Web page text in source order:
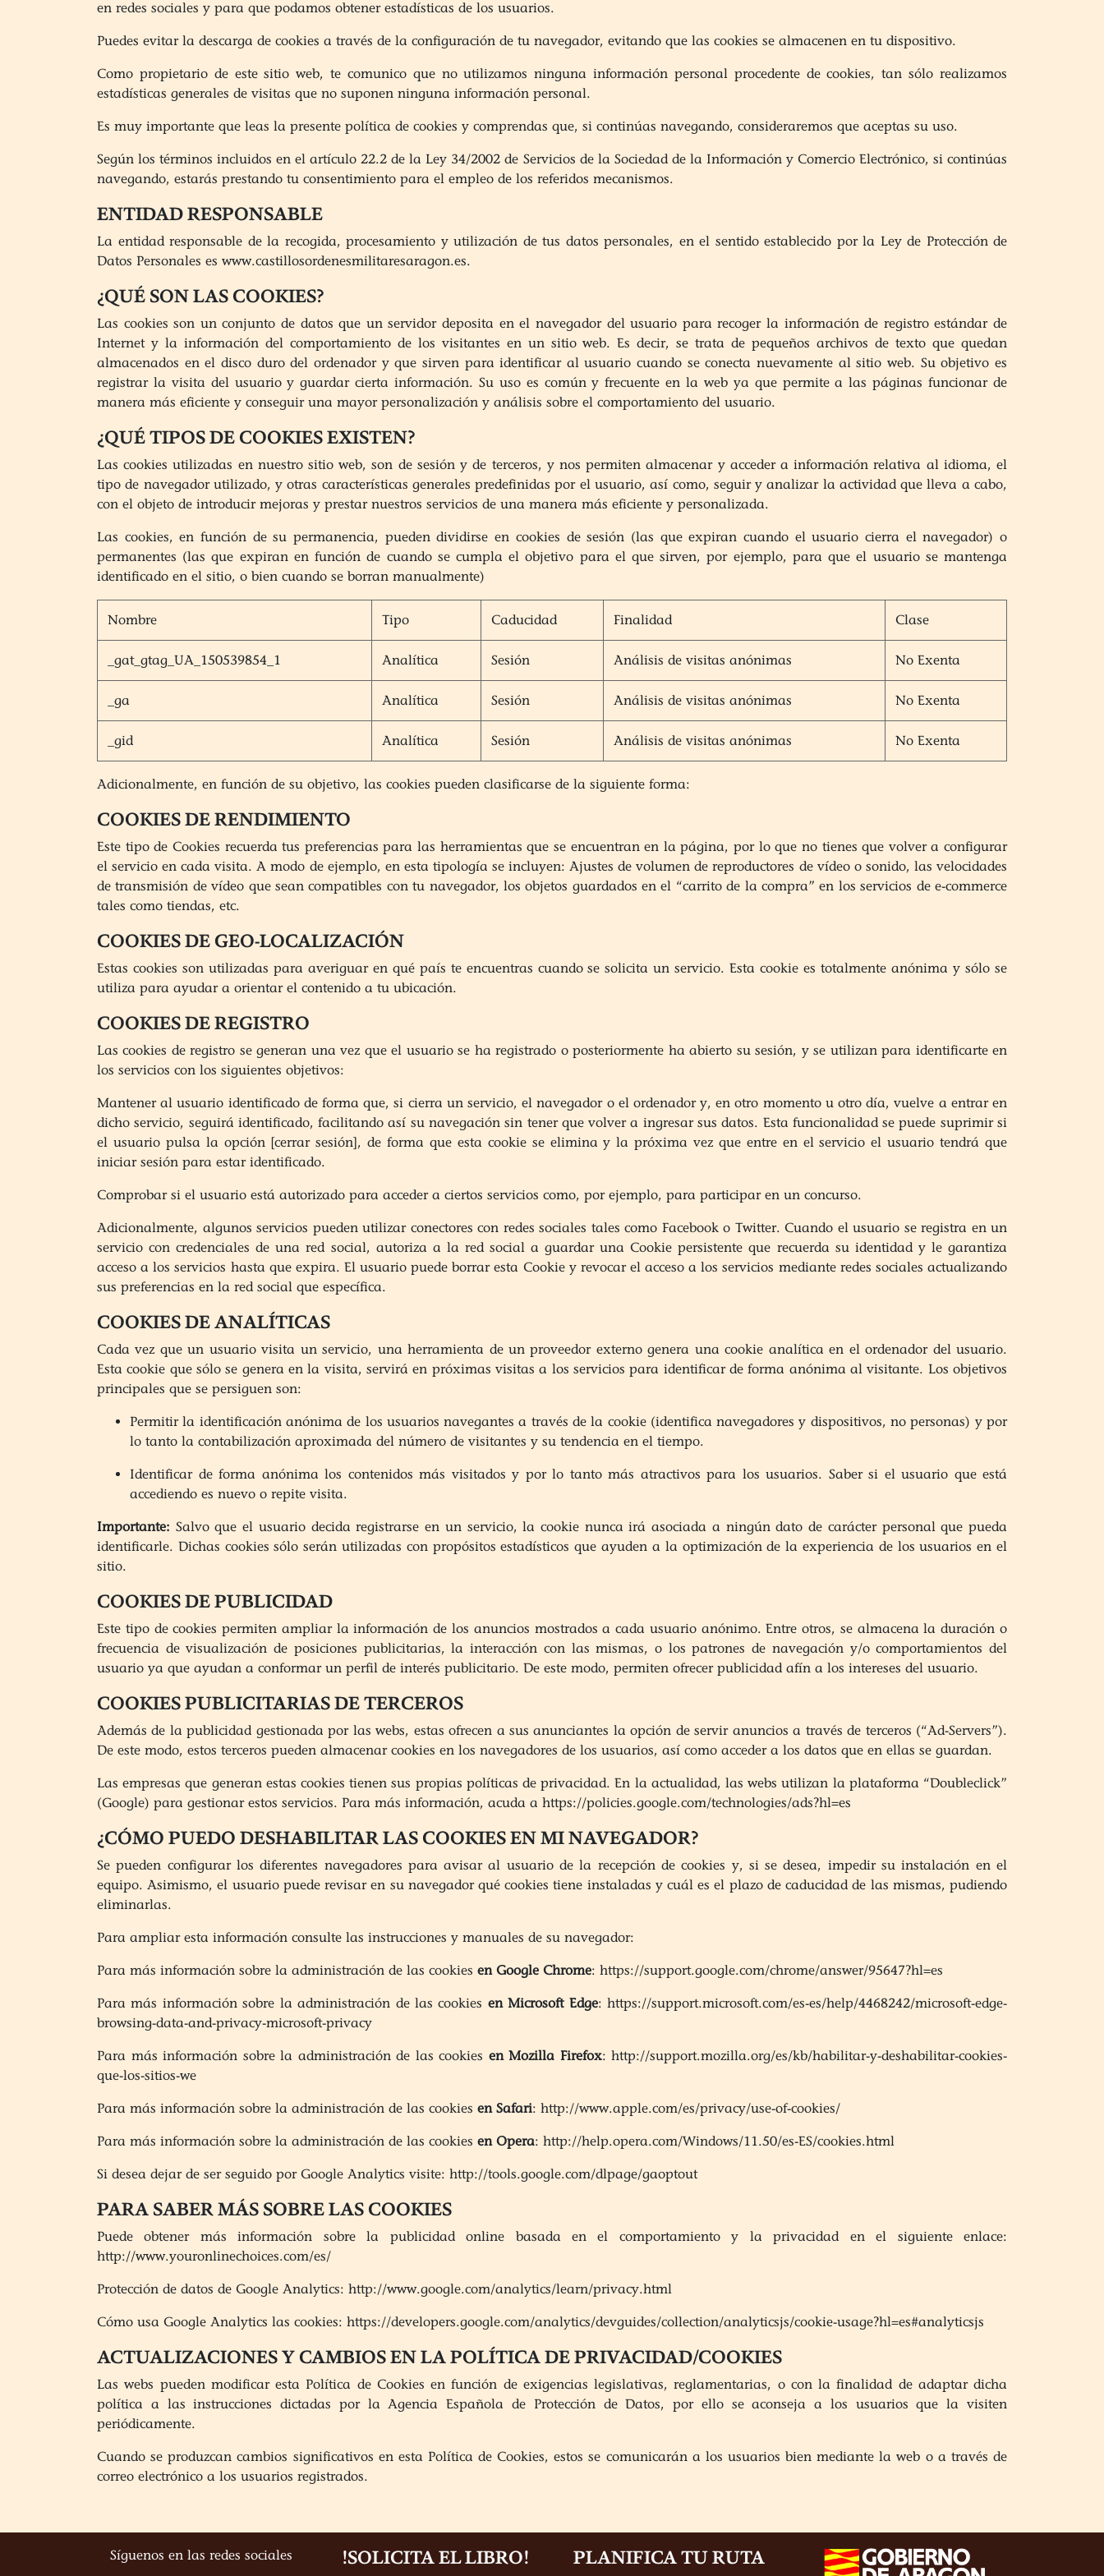
en redes sociales y para que podamos obtener estadísticas de los usuarios.
Puedes evitar la descarga de cookies a través de la configuración de tu navegador, evitando que las cookies se almacenen en tu dispositivo.
Como propietario de este sitio web, te comunico que no utilizamos ninguna información personal procedente de cookies, tan sólo realizamos
estadísticas generales de visitas que no suponen ninguna información personal.
Es muy importante que leas la presente política de cookies y comprendas que, si continúas navegando, consideraremos que aceptas su uso.
Según los términos incluidos en el artículo 22.2 de la Ley 34/2002 de Servicios de la Sociedad de la Información y Comercio Electrónico, si continúas
navegando, estarás prestando tu consentimiento para el empleo de los referidos mecanismos.
ENTIDAD RESPONSABLE
La entidad responsable de la recogida, procesamiento y utilización de tus datos personales, en el sentido establecido por la Ley de Protección de
Datos Personales es www.castillosordenesmilitaresaragon.es.
¿QUÉ SON LAS COOKIES?
Las cookies son un conjunto de datos que un servidor deposita en el navegador del usuario para recoger la información de registro estándar de
Internet y la información del comportamiento de los visitantes en un sitio web. Es decir, se trata de pequeños archivos de texto que quedan
almacenados en el disco duro del ordenador y que sirven para identificar al usuario cuando se conecta nuevamente al sitio web. Su objetivo es
registrar la visita del usuario y guardar cierta información. Su uso es común y frecuente en la web ya que permite a las páginas funcionar de
manera más eficiente y conseguir una mayor personalización y análisis sobre el comportamiento del usuario.
¿QUÉ TIPOS DE COOKIES EXISTEN?
Las cookies utilizadas en nuestro sitio web, son de sesión y de terceros, y nos permiten almacenar y acceder a información relativa al idioma, el
tipo de navegador utilizado, y otras características generales predefinidas por el usuario, así como, seguir y analizar la actividad que lleva a cabo,
con el objeto de introducir mejoras y prestar nuestros servicios de una manera más eficiente y personalizada.
Las cookies, en función de su permanencia, pueden dividirse en cookies de sesión (las que expiran cuando el usuario cierra el navegador) o
permanentes (las que expiran en función de cuando se cumpla el objetivo para el que sirven, por ejemplo, para que el usuario se mantenga
identificado en el sitio, o bien cuando se borran manualmente)
Nombre Tipo Caducidad Finalidad Clase
_gat_gtag_UA_150539854_1 Analítica Sesión Análisis de visitas anónimas No Exenta
_ga Analítica Sesión Análisis de visitas anónimas No Exenta
_gid Analítica Sesión Análisis de visitas anónimas No Exenta
Adicionalmente, en función de su objetivo, las cookies pueden clasificarse de la siguiente forma:
COOKIES DE RENDIMIENTO
Este tipo de Cookies recuerda tus preferencias para las herramientas que se encuentran en la página, por lo que no tienes que volver a configurar
el servicio en cada visita. A modo de ejemplo, en esta tipología se incluyen: Ajustes de volumen de reproductores de vídeo o sonido, las velocidades
de transmisión de vídeo que sean compatibles con tu navegador, los objetos guardados en el “carrito de la compra” en los servicios de e-commerce
tales como tiendas, etc.
COOKIES DE GEO-LOCALIZACIÓN
Estas cookies son utilizadas para averiguar en qué país te encuentras cuando se solicita un servicio. Esta cookie es totalmente anónima y sólo se
utiliza para ayudar a orientar el contenido a tu ubicación.
COOKIES DE REGISTRO
Las cookies de registro se generan una vez que el usuario se ha registrado o posteriormente ha abierto su sesión, y se utilizan para identificarte en
los servicios con los siguientes objetivos:
Mantener al usuario identificado de forma que, si cierra un servicio, el navegador o el ordenador y, en otro momento u otro día, vuelve a entrar en
dicho servicio, seguirá identificado, facilitando así su navegación sin tener que volver a ingresar sus datos. Esta funcionalidad se puede suprimir si
el usuario pulsa la opción [cerrar sesión], de forma que esta cookie se elimina y la próxima vez que entre en el servicio el usuario tendrá que
iniciar sesión para estar identificado.
Comprobar si el usuario está autorizado para acceder a ciertos servicios como, por ejemplo, para participar en un concurso.
Adicionalmente, algunos servicios pueden utilizar conectores con redes sociales tales como Facebook o Twitter. Cuando el usuario se registra en un
servicio con credenciales de una red social, autoriza a la red social a guardar una Cookie persistente que recuerda su identidad y le garantiza
acceso a los servicios hasta que expira. El usuario puede borrar esta Cookie y revocar el acceso a los servicios mediante redes sociales actualizando
sus preferencias en la red social que específica.
COOKIES DE ANALÍTICAS
Cada vez que un usuario visita un servicio, una herramienta de un proveedor externo genera una cookie analítica en el ordenador del usuario.
Esta cookie que sólo se genera en la visita, servirá en próximas visitas a los servicios para identificar de forma anónima al visitante. Los objetivos
principales que se persiguen son:
Permitir la identificación anónima de los usuarios navegantes a través de la cookie (identifica navegadores y dispositivos, no personas) y por
lo tanto la contabilización aproximada del número de visitantes y su tendencia en el tiempo.
Identificar de forma anónima los contenidos más visitados y por lo tanto más atractivos para los usuarios. Saber si el usuario que está
accediendo es nuevo o repite visita.
Importante: Salvo que el usuario decida registrarse en un servicio, la cookie nunca irá asociada a ningún dato de carácter personal que pueda
identificarle. Dichas cookies sólo serán utilizadas con propósitos estadísticos que ayuden a la optimización de la experiencia de los usuarios en el
sitio.
COOKIES DE PUBLICIDAD
Este tipo de cookies permiten ampliar la información de los anuncios mostrados a cada usuario anónimo. Entre otros, se almacena la duración o
frecuencia de visualización de posiciones publicitarias, la interacción con las mismas, o los patrones de navegación y/o comportamientos del
usuario ya que ayudan a conformar un perfil de interés publicitario. De este modo, permiten ofrecer publicidad afín a los intereses del usuario.
COOKIES PUBLICITARIAS DE TERCEROS
Además de la publicidad gestionada por las webs, estas ofrecen a sus anunciantes la opción de servir anuncios a través de terceros (“Ad-Servers”).
De este modo, estos terceros pueden almacenar cookies en los navegadores de los usuarios, así como acceder a los datos que en ellas se guardan.
Las empresas que generan estas cookies tienen sus propias políticas de privacidad. En la actualidad, las webs utilizan la plataforma “Doubleclick”
(Google) para gestionar estos servicios. Para más información, acuda a https://policies.google.com/technologies/ads?hl=es
¿CÓMO PUEDO DESHABILITAR LAS COOKIES EN MI NAVEGADOR?
Se pueden configurar los diferentes navegadores para avisar al usuario de la recepción de cookies y, si se desea, impedir su instalación en el
equipo. Asimismo, el usuario puede revisar en su navegador qué cookies tiene instaladas y cuál es el plazo de caducidad de las mismas, pudiendo
eliminarlas.
Para ampliar esta información consulte las instrucciones y manuales de su navegador:
Para más información sobre la administración de las cookies en Google Chrome: https://support.google.com/chrome/answer/95647?hl=es
Para más información sobre la administración de las cookies en Microsoft Edge: https://support.microsoft.com/es-es/help/4468242/microsoft-edge-
browsing-data-and-privacy-microsoft-privacy
Para más información sobre la administración de las cookies en Mozilla Firefox: http://support.mozilla.org/es/kb/habilitar-y-deshabilitar-cookies-
que-los-sitios-we
Para más información sobre la administración de las cookies en Safari: http://www.apple.com/es/privacy/use-of-cookies/
Para más información sobre la administración de las cookies en Opera: http://help.opera.com/Windows/11.50/es-ES/cookies.html
Si desea dejar de ser seguido por Google Analytics visite: http://tools.google.com/dlpage/gaoptout
PARA SABER MÁS SOBRE LAS COOKIES
Puede obtener más información sobre la publicidad online basada en el comportamiento y la privacidad en el siguiente enlace:
http://www.youronlinechoices.com/es/
Protección de datos de Google Analytics: http://www.google.com/analytics/learn/privacy.html
Cómo usa Google Analytics las cookies: https://developers.google.com/analytics/devguides/collection/analyticsjs/cookie-usage?hl=es#analyticsjs
ACTUALIZACIONES Y CAMBIOS EN LA POLÍTICA DE PRIVACIDAD/COOKIES
Las webs pueden modificar esta Política de Cookies en función de exigencias legislativas, reglamentarias, o con la finalidad de adaptar dicha
política a las instrucciones dictadas por la Agencia Española de Protección de Datos, por ello se aconseja a los usuarios que la visiten
periódicamente.
Cuando se produzcan cambios significativos en esta Política de Cookies, estos se comunicarán a los usuarios bien mediante la web o a través de
correo electrónico a los usuarios registrados.
Síguenos en las redes sociales !SOLICITA EL LIBRO! PLANIFICA TU RUTA